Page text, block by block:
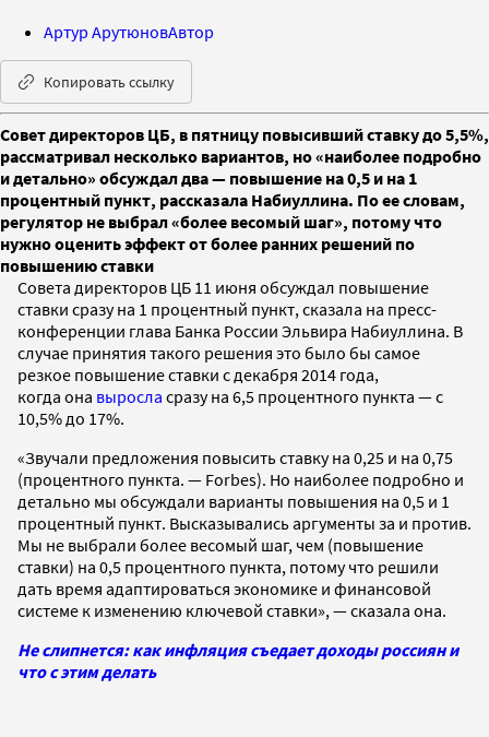
Артур АрутюновАвтор
Копировать ссылку
Совет директоров ЦБ, в пятницу повысивший ставку до 5,5%,
рассматривал несколько вариантов, но «наиболее подробно
и детально» обсуждал два — повышение на 0,5 и на 1
процентный пункт, рассказала Набиуллина. По ее словам,
регулятор не выбрал «более весомый шаг», потому что
нужно оценить эффект от более ранних решений по
повышению ставки
Совета директоров ЦБ 11 июня обсуждал повышение
ставки сразу на 1 процентный пункт, сказала на пресс-
конференции глава Банка России Эльвира Набиуллина. В
случае принятия такого решения это было бы самое
резкое повышение ставки с декабря 2014 года,
когда она выросла сразу на 6,5 процентного пункта — с
10,5% до 17%.
«Звучали предложения повысить ставку на 0,25 и на 0,75
(процентного пункта. — Forbes). Но наиболее подробно и
детально мы обсуждали варианты повышения на 0,5 и 1
процентный пункт. Высказывались аргументы за и против.
Мы не выбрали более весомый шаг, чем (повышение
ставки) на 0,5 процентного пункта, потому что решили
дать время адаптироваться экономике и финансовой
системе к изменению ключевой ставки», — сказала она.
Не слипнется: как инфляция съедает доходы россиян и
что с этим делать